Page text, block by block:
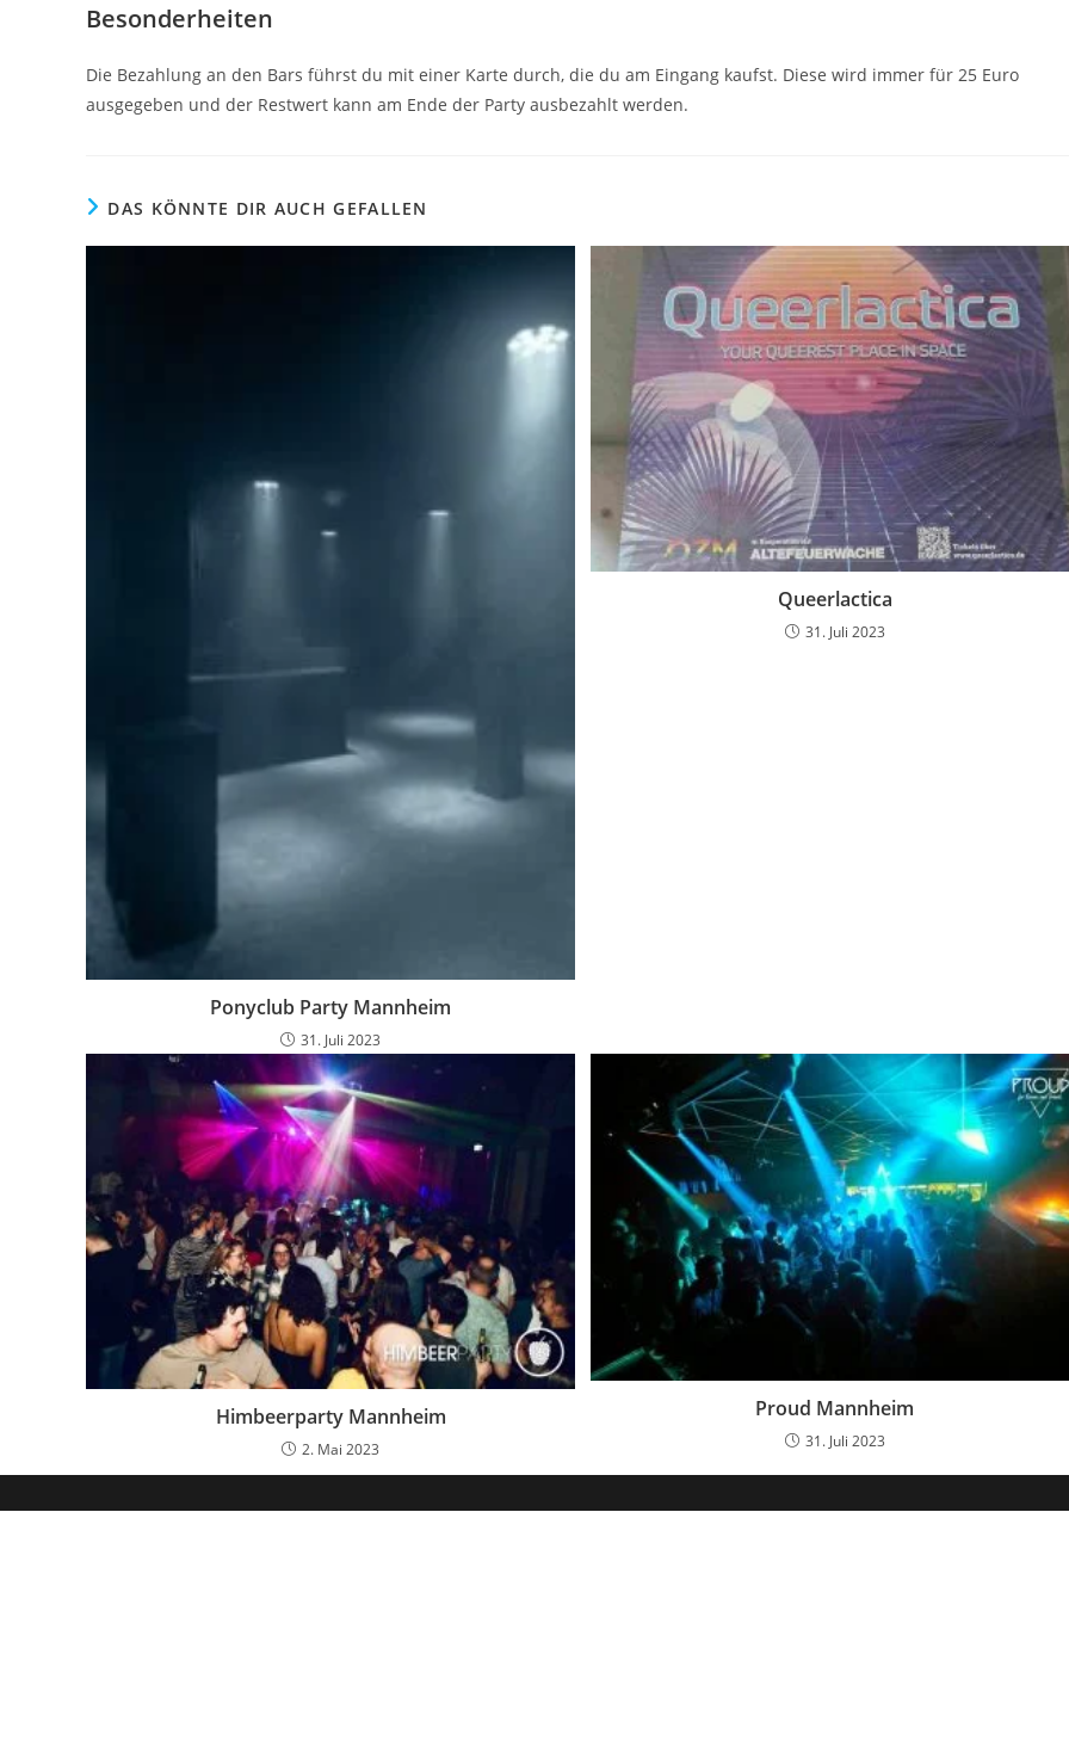
Besonderheiten
Die Bezahlung an den Bars führst du mit einer Karte durch, die du am Eingang kaufst. Diese wird immer für 25 Euro
ausgegeben und der Restwert kann am Ende der Party ausbezahlt werden.
DAS KÖNNTE DIR AUCH GEFALLEN
Ponyclub Party Mannheim
31. Juli 2023
Queerlactica
31. Juli 2023
Himbeerparty Mannheim
2. Mai 2023
Proud Mannheim
31. Juli 2023